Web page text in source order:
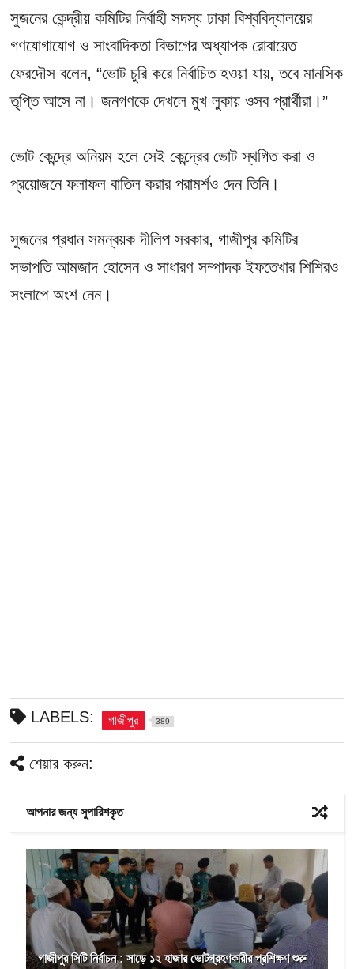
সুজনের কেন্দ্রীয় কমিটির নির্বাহী সদস্য ঢাকা বিশ্ববিদ্যালয়ের
গণযোগাযোগ ও সাংবাদিকতা বিভাগের অধ্যাপক রোবায়েত
ফেরদৌস বলেন, “ভোট চুরি করে নির্বাচিত হওয়া যায়, তবে মানসিক
তৃপ্তি আসে না। জনগণকে দেখলে মুখ লুকায় ওসব প্রার্থীরা।”
ভোট কেন্দ্রে অনিয়ম হলে সেই কেন্দ্রের ভোট স্থগিত করা ও
প্রয়োজনে ফলাফল বাতিল করার পরামর্শও দেন তিনি।
সুজনের প্রধান সমন্বয়ক দীলিপ সরকার, গাজীপুর কমিটির
সভাপতি আমজাদ হোসেন ও সাধারণ সম্পাদক ইফতেখার শিশিরও
সংলাপে অংশ নেন।
LABELS: গাজীপুর 389
শেয়ার করুন:
আপনার জন্য সুপারিশকৃত
গাজীপুর সিটি নির্বাচন : সাড়ে ১২ হাজার ভোটগ্রহণকারীর প্রশিক্ষণ শুরু